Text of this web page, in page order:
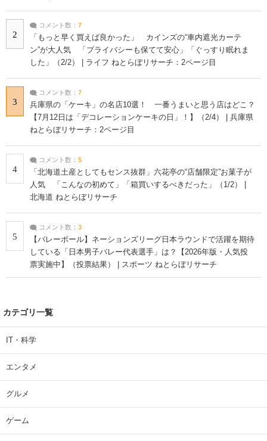
2
コメント数： 7
「もっと早く買えば良かった」 カインズの“車内遮光カーテ
ン”が大人気 「プライバシーも保てて安心」「ぐっすり眠れま
した」（2/2） | ライフ ねとらぼリサーチ：2ページ目
3
コメント数： 7
兵庫県の「ケーキ」の名店10選！ 一番うまいと思う店はどこ？
【7月12日は「デコレーションケーキの日」！】（2/4） | 兵庫県
ねとらぼリサーチ：2ページ目
4
コメント数： 5
「北海道土産としてもセンス抜群」六花亭の“店舗限定”お菓子が
人気 「こんなの初めて」「箱買いするべきだった」（1/2） |
北海道 ねとらぼリサーチ
5
コメント数： 3
【バレーボール】ネーションズリーグ日本ラウンドで活躍を期待
している「日本男子バレー代表選手」は？【2026年版・人気投
票実施中】（投票結果） | スポーツ ねとらぼリサーチ
カテゴリ一覧
IT・科学
エンタメ
グルメ
ゲーム